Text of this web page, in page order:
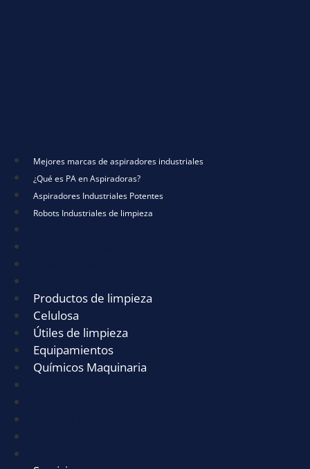
Mejores marcas de aspiradores industriales
¿Qué es PA en Aspiradoras?
Aspiradores Industriales Potentes
Robots Industriales de limpieza
Productos de limpieza
Celulosa
Útiles de limpieza
Equipamientos
Químicos Maquinaria